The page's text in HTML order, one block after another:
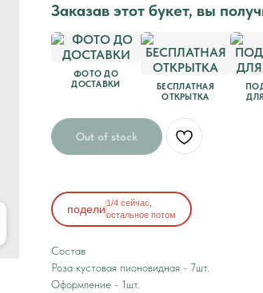
Заказав этот букет, вы
ФОТО ДО
ДОСТАВКИ
БЕСПЛАТНАЯ
ОТКРЫТКА
Out of stock
подели 1/4 сейчас,
остальное потом
Состав
Роза кустовая пионовидная - 7шт.
Оформление - 1шт.